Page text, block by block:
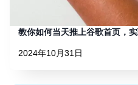
教你如何当天推上谷歌首页，
2024年10月31日